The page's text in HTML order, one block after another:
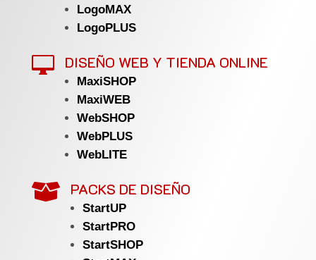
LogoMAX
LogoPLUS
 DISEÑO WEB Y TIENDA ONLINE
MaxiSHOP
MaxiWEB
WebSHOP
WebPLUS
WebLITE
 PACKS DE DISEÑO
StartUP
StartPRO
StartSHOP